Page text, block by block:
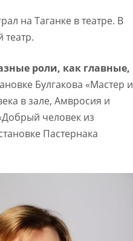
на Таганке в театре. В
театр.
роли, как главные,
Булгакова «Мастер и
в зале, Амвросия и
человек из
Пастернака